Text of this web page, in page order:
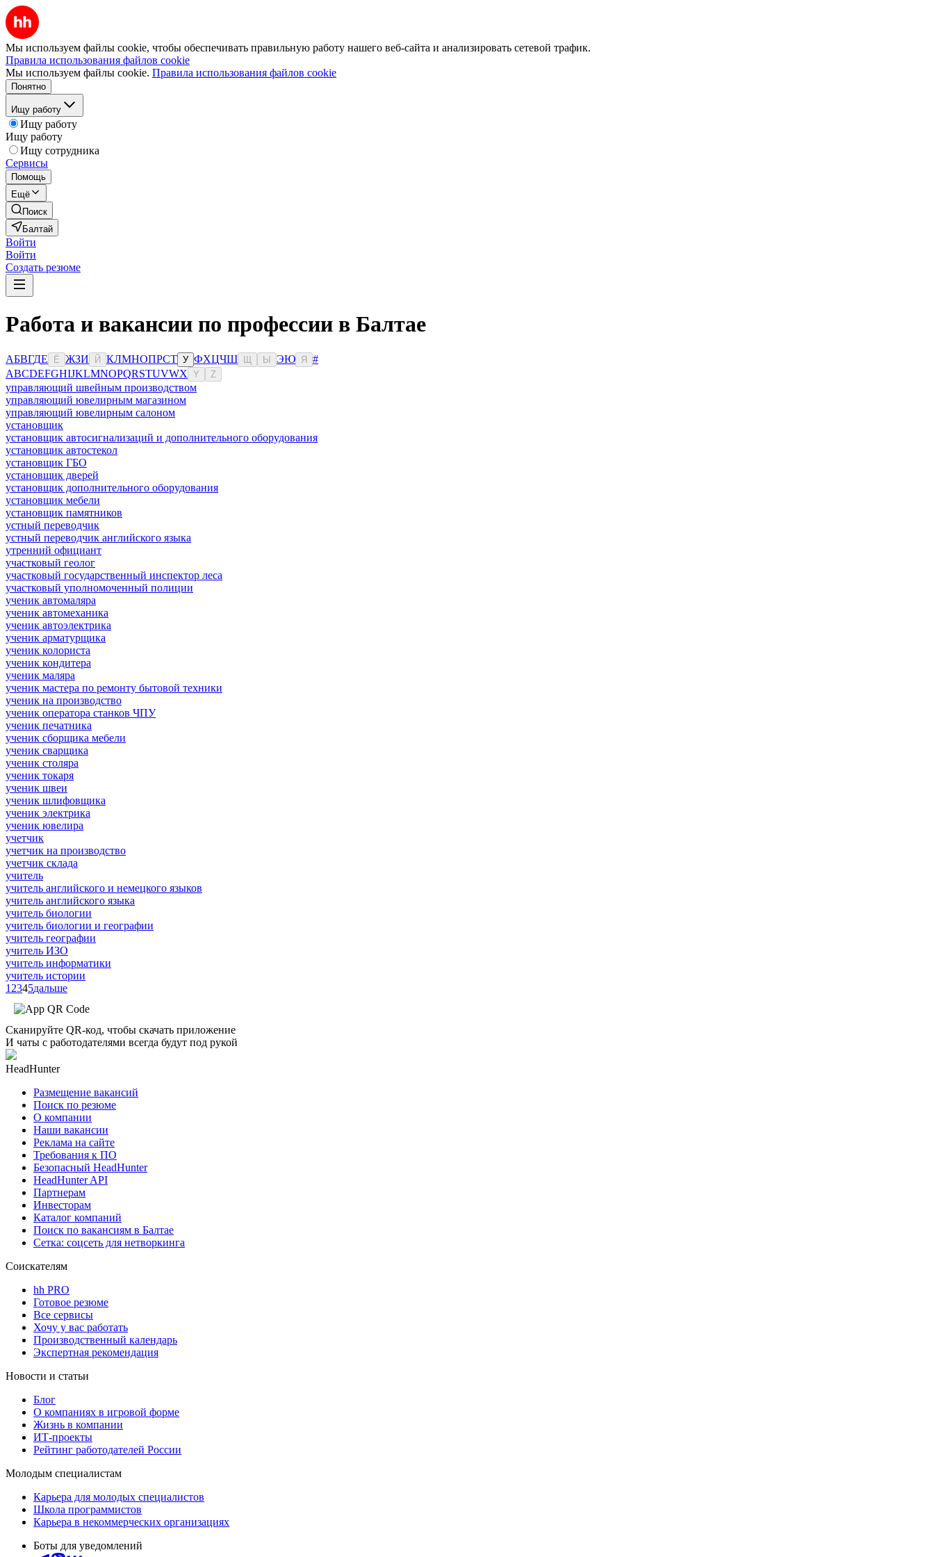
Мы используем файлы cookie, чтобы обеспечивать правильную работу нашего веб-сайта и анализировать сетевой трафик.
Правила использования файлов cookie
Мы используем файлы cookie. Правила использования файлов cookie
Понятно
Ищу работу
Ищу работу
Ищу работу
Ищу сотрудника
Сервисы
Помощь
Ещё
Поиск
Балтай
Войти
Войти
Создать резюме
Работа и вакансии по профессии в Балтае
АБВГДЕ Ё ЖЗИ Й КЛМНОПРСТ У ФХЦЧШ Ы ЭЮ Я
#
ABCDEFGHIJKLMNOPQRSTUVWX Y Z
управляющий швейным производством
управляющий ювелирным магазином
управляющий ювелирным салоном
установщик
установщик автосигнализаций и дополнительного оборудования
установщик автостекол
установщик ГБО
установщик дверей
установщик дополнительного оборудования
установщик мебели
установщик памятников
устный переводчик
устный переводчик английского языка
утренний официант
участковый геолог
участковый государственный инспектор леса
участковый уполномоченный полиции
ученик автомаляра
ученик автомеханика
ученик автоэлектрика
ученик арматурщика
ученик колориста
ученик кондитера
ученик маляра
ученик мастера по ремонту бытовой техники
ученик на производство
ученик оператора станков ЧПУ
ученик печатника
ученик сборщика мебели
ученик сварщика
ученик столяра
ученик токаря
ученик швеи
ученик шлифовщика
ученик электрика
ученик ювелира
учетчик
учетчик на производство
учетчик склада
учитель
учитель английского и немецкого языков
учитель английского языка
учитель биологии
учитель биологии и географии
учитель географии
учитель ИЗО
учитель информатики
учитель истории
1 2345дальше
Сканируйте QR-код, чтобы скачать приложение
И чаты с работодателями всегда будут под рукой
HeadHunter
Размещение вакансий
Поиск по резюме
О компании
Наши вакансии
Реклама на сайте
Требования к ПО
Безопасный HeadHunter
HeadHunter API
Партнерам
Инвесторам
Каталог компаний
Поиск по вакансиям в Балтае
Сетка: соцсеть для нетворкинга
Соискателям
hh PRO
Готовое резюме
Все сервисы
Хочу у вас работать
Производственный календарь
Экспертная рекомендация
Новости и статьи
Блог
О компаниях в игровой форме
Жизнь в компании
ИТ-проекты
Рейтинг работодателей России
Молодым специалистам
Карьера для молодых специалистов
Школа программистов
Карьера в некоммерческих организациях
Боты для уведомлений